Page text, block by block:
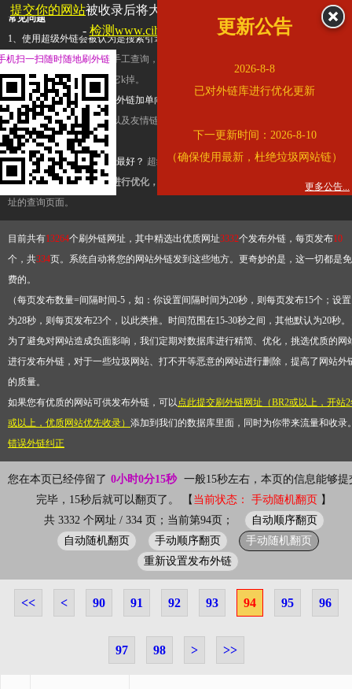
常见问题
1、使用超级外链会被认为是搜索引擎优化作弊吗？ 超级外链只是一个简便而集成
查询工具，模拟的是正常手工查询，不是作弊。如果是作弊，那您可以使用超级外
推广竞争对手的网址，让它k掉。
2、网站优化单纯依靠超级外链加单向链接可行吗？
链，需要结合普通的外链以及友情链接，您可以到站长论坛发布外链，到友情链接
台交换友情链接。
3、如何使用超级外链效果最好？ 超级外链不同于普通的外链，它是动态的链接，
有频繁使用超级外链工具进行优化，才能获得稳定的外链
，最终使搜索引擎收录带
址的查询页面。
目前共有13264个刷外链网址，其中精选出优质网址3332个发布外链，每页发布10
个，共334页。系统自动将您的网站外链发到这些地方。更奇妙的是，这一切都是免
费的。
（每页发布数量=间隔时间-5，如：你设置间隔时间为20秒，则每页发布15个；设置
为28秒，则每页发布23个，以此类推。时间范围在15-30秒之间，其他默认为20秒
为了避免对网站造成负面影响，我们定期对数据库进行精简、优化，挑选优质的网
进行发布外链，对于一些垃圾网站、打不开等恶意的网站进行删除，提高了网站外
的质量。
如果您有优质的网站可供发布外链，可以点此提交刷外链网址（BR2或以上，开站
或以上，优质网站优先收录） 添加到我们的数据库里面，同时为你带来流量和收录
错误外链纠正
您在本页已经停留了 0小时0分15秒 一般15秒左右，本页的信息能够提
完毕，15秒后就可以翻页了。 【 当前状态： 手动随机翻页 】
共 3332 个网址 / 334 页；当前第94页；
自动顺序翻页
自动随机翻页
手动顺序翻页
手动随机翻页
重新设置发布外链
<< < 90 91 92 93 94 95 96
97 98 > >>
提交你的网站被收录后将大幅提升流量和外链，
查看展示页面
- 检测www.cihai123.com是否收录
更新公告
2026-8-8
已对外链库进行优化更新
下一更新时间：2026-8-10
（确保使用最新，杜绝垃圾网站链）
更多公告...
机扫一扫随时随地刷外链